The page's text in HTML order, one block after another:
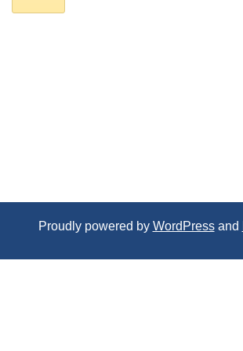
Proudly powered by WordPressand